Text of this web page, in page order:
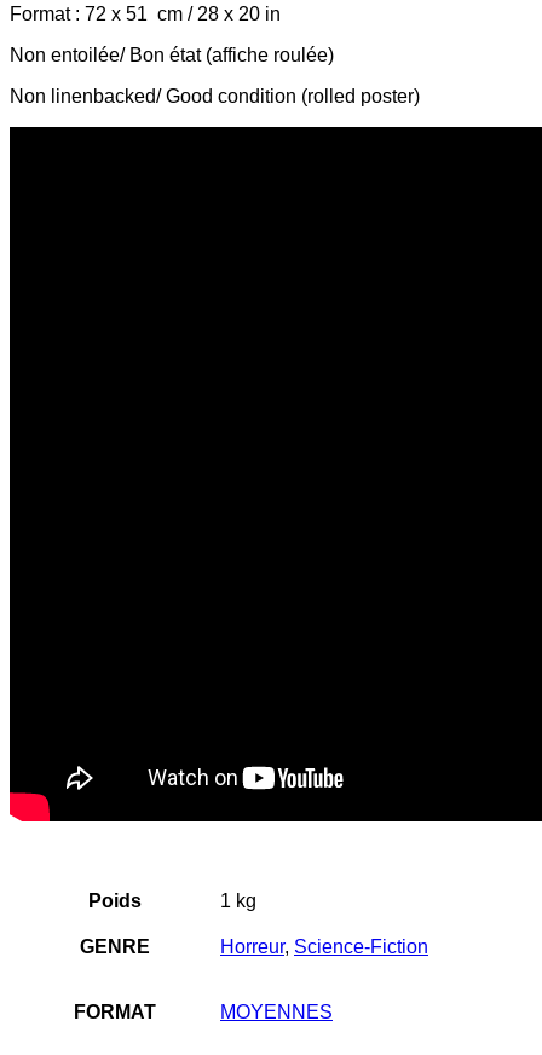
Format : 72 x 51 cm / 28 x 20 in
Non entoilée/ Bon état (affiche roulée)
Non linenbacked/ Good condition (rolled poster)
Poids 1 kg
GENRE Horreur, Science-Fiction
FORMAT MOYENNES